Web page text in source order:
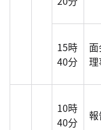
15時
40分
理
10時
40分
報